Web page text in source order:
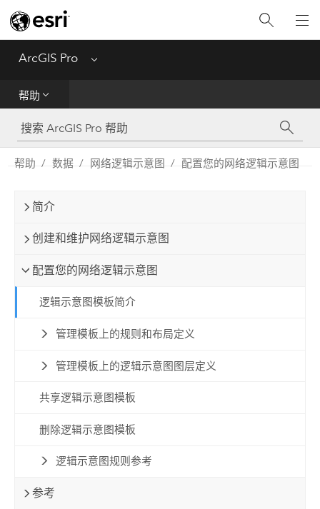
ArcGIS Pro Menu
帮助
工具参考
Python
帮助 数据 网络逻辑示意图 配置您的网络逻辑示意图
简介
创建和维护网络逻辑示意图
配置您的网络逻辑示意图
逻辑示意图模板简介
管理模板上的规则和布局定义
管理模板上的逻辑示意图图层定义
共享逻辑示意图模板
删除逻辑示意图模板
逻辑示意图规则参考
参考